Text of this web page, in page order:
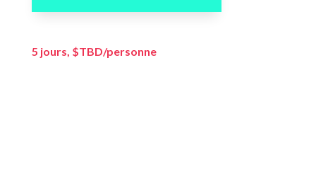
5 jours, $TBD/personne